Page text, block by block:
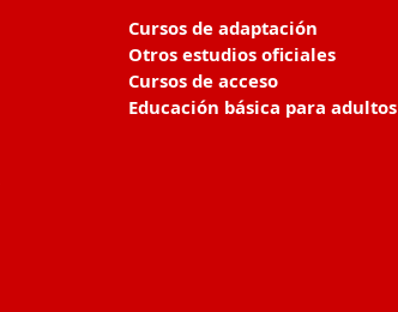
Cursos de adaptación
Otros estudios oficiales
Cursos de acceso
Educación básica para adultos